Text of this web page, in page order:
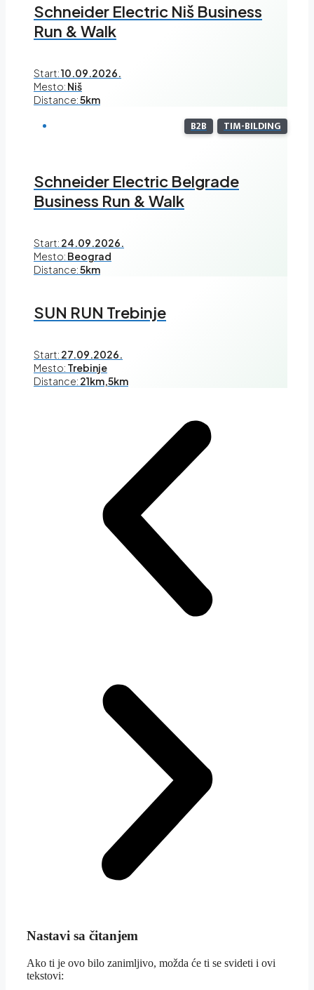
Schneider Electric Niš Business
Run & Walk
Start:10.09.2026.
Mesto: Niš
Distance:5km
B2B TIM-BILDING
Schneider Electric Belgrade
Business Run & Walk
Start: 24.09.2026.
Mesto: Beograd
Distance:5km
SUN RUN Trebinje
Start: 27.09.2026.
Mesto: Trebinje
Distance: 21km,5km
Nastavi sa čitanjem
Ako ti je ovo bilo zanimljivo, možda će ti se svideti i ovi
tekstovi: